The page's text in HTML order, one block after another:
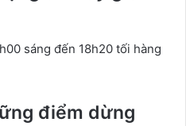
sáng đến 18h20 tối hàng
điểm dừng